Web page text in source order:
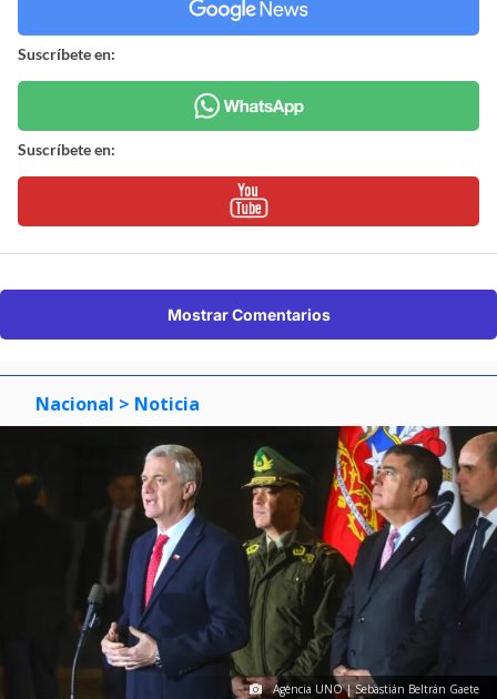
Suscríbete en:
Suscríbete en:
Mostrar Comentarios
Nacional > Noticia
Agencia UNO | Sebastián Beltrán Gaete